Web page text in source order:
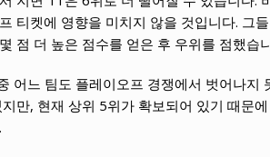
티켓에 영향을 미치지 않을 것입니다. 그
점 더 높은 점수를 얻은 후 우위를 점했습
어느 팀도 플레이오프 경쟁에서 벗어나지
만, 현재 상위 5위가 확보되어 있기 때문